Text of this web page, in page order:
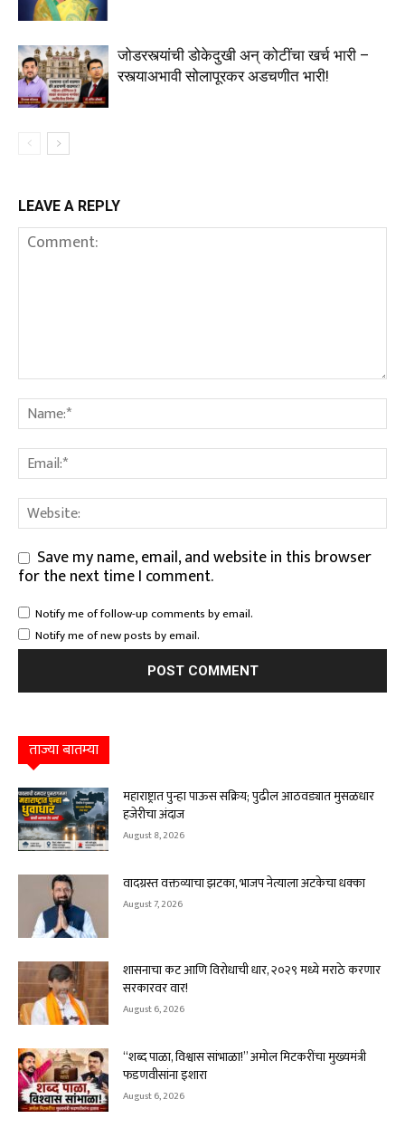
जोडरस्त्यांची डोकेदुखी अन् कोटींचा खर्च भारी –
रस्त्याअभावी सोलापूरकर अडचणीत भारी!
LEAVE A REPLY
Save my name, email, and website in this browser
for the next time I comment.
Notify me of follow-up comments by email.
Notify me of new posts by email.
ताज्या बातम्या
महाराष्ट्रात पुन्हा पाऊस सक्रिय; पुढील आठवड्यात मुसळधार
हजेरीचा अंदाज
August 8, 2026
वादग्रस्त वक्तव्याचा झटका, भाजप नेत्याला अटकेचा धक्का
August 7, 2026
शासनाचा कट आणि विरोधाची धार, २०२९ मध्ये मराठे करणार
सरकारवर वार!
August 6, 2026
“शब्द पाळा, विश्वास सांभाळा!” अमोल मिटकरींचा मुख्यमंत्री
फडणवीसांना इशारा
August 6, 2026